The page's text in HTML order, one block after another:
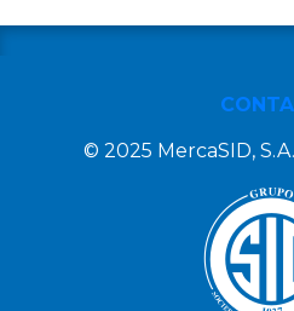
© 2025 MercaSID,